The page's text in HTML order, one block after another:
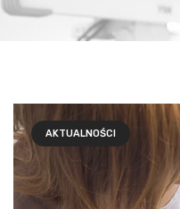
AKTUALNOŚCI